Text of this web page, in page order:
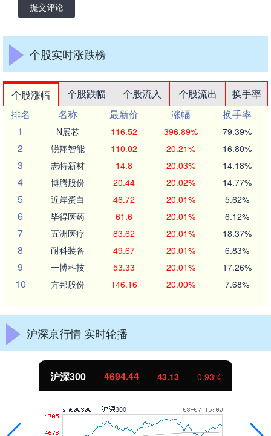
提交评论
个股实时涨跌榜
个股涨幅 个股跌幅 个股流入 个股流出
换手率
排名
名称 最新价 涨幅
换手率
1
N展芯 116.52 396.89% 79.39%
2 锐翔智能 110.02 20.21% 16.80%
3 志特新材 14.8 20.03% 14.18%
4 博腾股份 20.44 20.02% 14.77%
5 近岸蛋白 46.72 20.01% 5.62%
6 毕得医药 61.6 20.01% 6.12%
7 五洲医疗 83.62 20.01% 18.37%
8 耐科装备 49.67 20.01% 6.83%
9 一博科技 53.33 20.01% 17.26%
10 方邦股份 146.16 20.00% 7.68%
沪深京行情 实时轮播
沪深300 4694.44 43.13 0.93%